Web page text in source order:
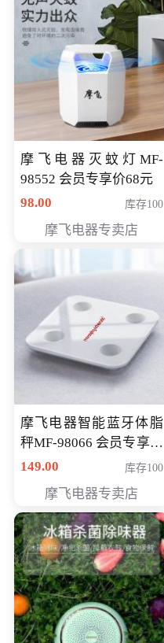
摩飞电器灭蚊灯MF-
98552 会员专享价68元
98.00
库存100
摩飞电器专卖店
摩飞电器智能蓝牙体脂
秤MF-98066 会员专享价
98元
149.00 库存100
摩飞电器专卖店